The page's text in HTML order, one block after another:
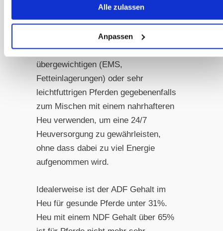
Alle zulassen
Anpassen
nicht über 45% sein sollte, da dieses
Heu dann einen deutlich zu geringen
Nährwert hat. Man kann solches Heu
jedoch gerade bei stark
übergewichtigen (EMS,
Fetteinlagerungen) oder sehr
leichtfuttrigen Pferden gegebenenfalls
zum Mischen mit einem nahrhafteren
Heu verwenden, um eine 24/7
Heuversorgung zu gewährleisten,
ohne dass dabei zu viel Energie
aufgenommen wird.
Idealerweise ist der ADF Gehalt im
Heu für gesunde Pferde unter 31%.
Heu mit einem NDF Gehalt über 65%